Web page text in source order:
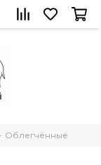
Облегчённые